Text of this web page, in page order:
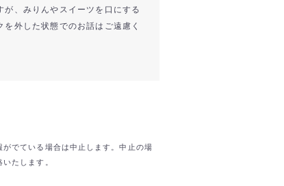
、みりんやスイーツを口にする
外した状態でのお話はご遠慮く
でている場合は中止します。中止の場
たします。